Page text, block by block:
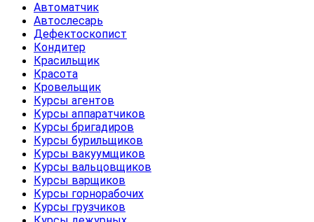
Автоматчик
Автослесарь
Дефектоскопист
Кондитер
Красильщик
Красота
Кровельщик
Курсы агентов
Курсы аппаратчиков
Курсы бригадиров
Курсы бурильщиков
Курсы вакуумщиков
Курсы вальцовщиков
Курсы варщиков
Курсы горнорабочих
Курсы грузчиков